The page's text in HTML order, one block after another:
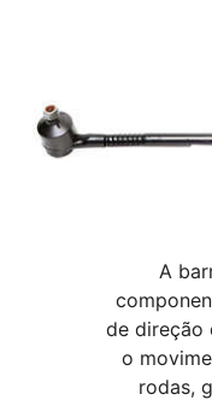
A
de direção
o
rodas,